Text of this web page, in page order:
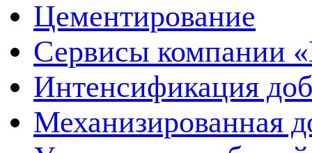
Цементирование
Сервисы компании
Интенсификация
Механизированная